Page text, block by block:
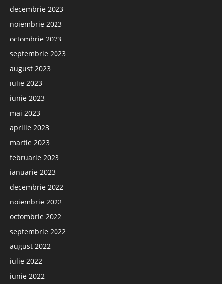
decembrie 2023
noiembrie 2023
octombrie 2023
septembrie 2023
august 2023
iulie 2023
iunie 2023
mai 2023
aprilie 2023
martie 2023
februarie 2023
ianuarie 2023
decembrie 2022
noiembrie 2022
octombrie 2022
septembrie 2022
august 2022
iulie 2022
iunie 2022